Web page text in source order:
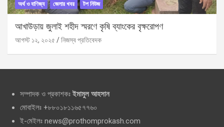
অর্থ ও বাণিজ্য জেলার খবর টপ নিউজ
আখাউড়ায় জুলাই শহীদ স্মরণে কৃষি ব্যাংকের বৃক্ষরোপণ
আগস্ট ১২, ২০২৫ নিজস্ব প্রতিবেদক
সম্পাদক ও প্রকাশকঃ ইমামুল আহসান
মোবাইলঃ +৮৮০১৮১১৬৫৭৭৬০
ই-মেইলঃ news@prothomprokash.com